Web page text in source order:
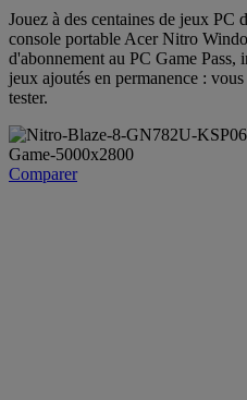
Jouez à des centaines de jeux PC
console portable Acer Nitro
d'abonnement au PC Game
jeux ajoutés en permanence :
tester.
Comparer